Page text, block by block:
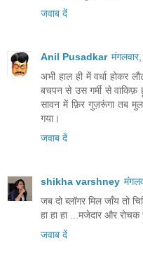
जवाब दें
Anil Pusadkar
अभी हाल ही में वर्धा होकर
बचपन से उस गर्मी से
सावन में फ़िर गुज़रूंगा तब
गया।
जवाब दें
shikha varshney
जब दो ब्लॉगर मिल जाँय तो
हा हा हा ...मजेदार और रोचक
जवाब दें